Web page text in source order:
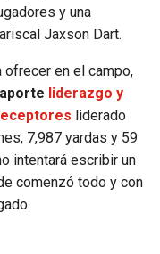
y una
Jaxson Dart.
ofrecer en el campo,
liderazgo y
liderado
7,987 yardas y 59
intentará escribir un
comenzó todo y con